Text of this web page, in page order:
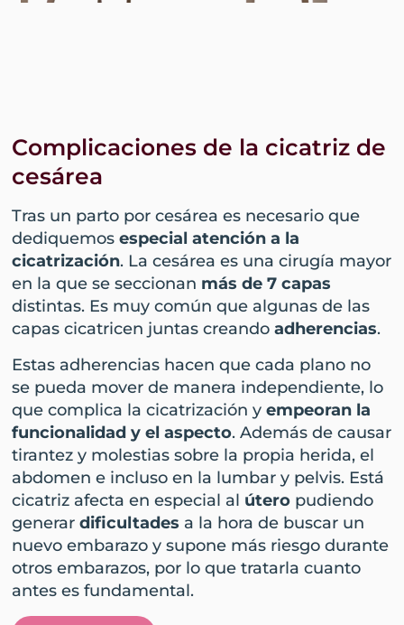
Complicaciones de la cicatriz de
cesárea
Tras un parto por cesárea es necesario que
dediquemos especial atención a la
cicatrización. La cesárea es una cirugía mayor
en la que se seccionan más de 7 capas
distintas. Es muy común que algunas de las
capas cicatricen juntas creando adherencias.
Estas adherencias hacen que cada plano no
se pueda mover de manera independiente, lo
que complica la cicatrización y empeoran la
funcionalidad y el aspecto. Además de causar
tirantez y molestias sobre la propia herida, el
abdomen e incluso en la lumbar y pelvis. Está
cicatriz afecta en especial al úteropudiendo
generar dificultades a la hora de buscar un
nuevo embarazo y supone más riesgo durante
otros embarazos, por lo que tratarla cuanto
antes es fundamental.